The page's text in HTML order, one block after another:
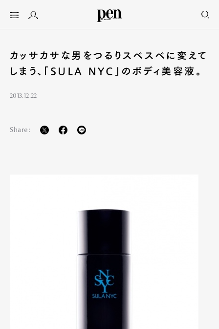
カッサカサな男をつるりスベスベに変えて
しまう、「SULA NYC」のボディ美容液。
2013.12.22
Share: